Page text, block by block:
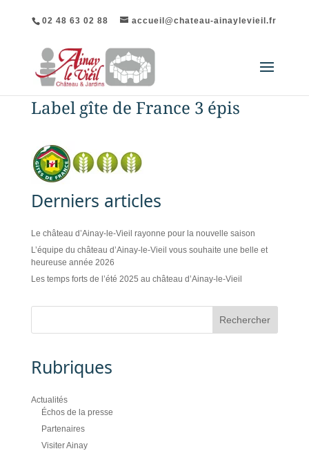
02 48 63 02 88 accueil@chateau-ainaylevieil.fr
Label gîte de France 3 épis
Derniers articles
Le château d’Ainay-le-Vieil rayonne pour la nouvelle saison
L’équipe du château d’Ainay-le-Vieil vous souhaite une belle et
heureuse année 2026
Les temps forts de l’été 2025 au château d’Ainay-le-Vieil
Rubriques
Actualités
Échos de la presse
Partenaires
Visiter Ainay